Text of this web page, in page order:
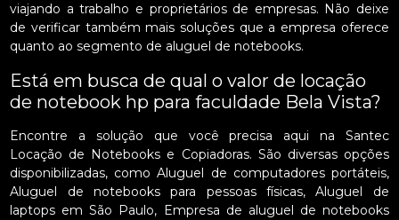
viajando a trabalho e proprietários de empresas. Não deixe
de verificar também mais soluções que a empresa oferece
quanto ao segmento de aluguel de notebooks.
Está em busca de qual o valor de locação
de notebook hp para faculdade Bela Vista?
Encontre a solução que você precisa aqui na Santec
Locação de Notebooks e Copiadoras. São diversas opções
disponibilizadas, como Aluguel de computadores portáteis,
Aluguel de notebooks para pessoas físicas, Aluguel de
laptops em São Paulo, Empresa de aluguel de notebooks